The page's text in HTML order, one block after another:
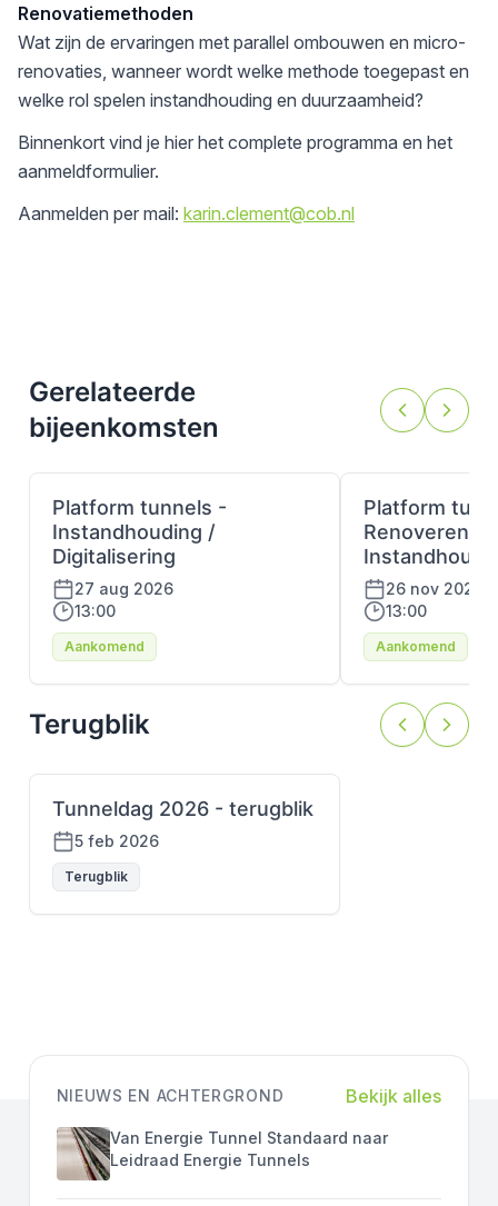
Renovatiemethoden
Wat zijn de ervaringen met parallel ombouwen en micro-
renovaties, wanneer wordt welke methode toegepast en
welke rol spelen instandhouding en duurzaamheid?
Binnenkort vind je hier het complete programma en het
aanmeldformulier.
Aanmelden per mail: karin.clement@cob.nl
Gerelateerde
bijeenkomsten
Platform tunnels -
Instandhouding /
Digitalisering
27 aug 2026
13:00
Aankomend
Platform
Renoveren /
26 nov 2026
13:00
Aankomend
Terugblik
Tunneldag 2026 - terugblik
5 feb 2026
Terugblik
NIEUWS EN ACHTERGROND Bekijk alles
Van Energie Tunnel Standaard naar
Leidraad Energie Tunnels